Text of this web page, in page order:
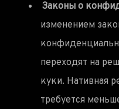
Законы о
изменением
переходят на
куки. Нативная
требуется